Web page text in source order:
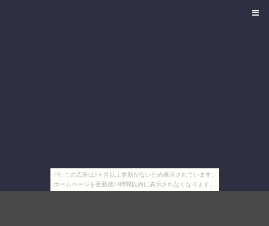
[PR] この広告は3ヶ月以上更新がないため表示されています。
ホームページを更新後24時間以内に表示されなくなります。